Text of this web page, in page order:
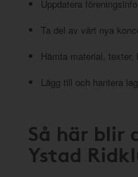
Uppdatera
Ta del av vårt nya
Hämta material, texter,
Lägg till och hantera
Så här blir
Ystad